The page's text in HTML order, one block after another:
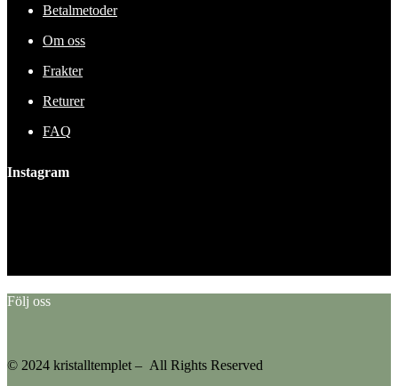
Betalmetoder
Om oss
Frakter
Returer
FAQ
Instagram
Följ oss
© 2024 kristalltemplet – All Rights Reserved